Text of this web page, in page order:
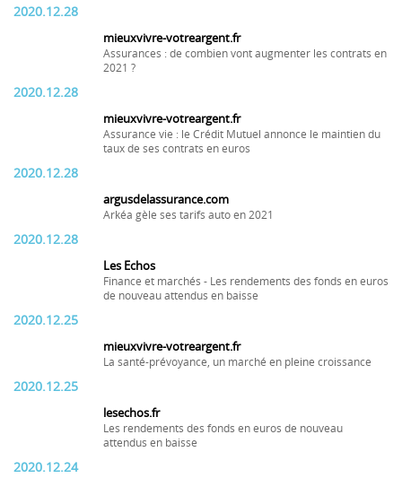
2020.12.28
mieuxvivre-votreargent.fr
Assurances : de combien vont augmenter les contrats en
2021 ?
2020.12.28
mieuxvivre-votreargent.fr
Assurance vie : le Crédit Mutuel annonce le maintien du
taux de ses contrats en euros
2020.12.28
argusdelassurance.com
Arkéa gèle ses tarifs auto en 2021
2020.12.28
Les Echos
Finance et marchés - Les rendements des fonds en euros
de nouveau attendus en baisse
2020.12.25
mieuxvivre-votreargent.fr
La santé-prévoyance, un marché en pleine croissance
2020.12.25
lesechos.fr
Les rendements des fonds en euros de nouveau
attendus en baisse
2020.12.24